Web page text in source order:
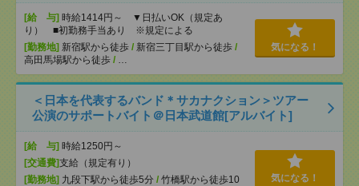
[給 与] 時給1414円～ ▼日払いOK（規定あ
り） ■初勤務手当あり ※規定による
[勤務地] 新宿駅から徒歩 / 新宿三丁目駅から徒歩 /
高田馬場駅から徒歩 / …
気になる！
＜日本を代表するバンド＊サカナクション＞ツアー
公演のサポートバイト＠日本武道館[アルバイト]
[給 与] 時給1250円～
[交通費]支給（規定有り）
[勤務地] 九段下駅から徒歩5分 / 竹橋駅から徒歩10
気になる！